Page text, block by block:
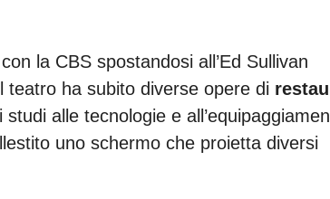
la CBS spostandosi all’Ed Sullivan
ha subito diverse opere di
alle tecnologie e
uno schermo che proietta diversi